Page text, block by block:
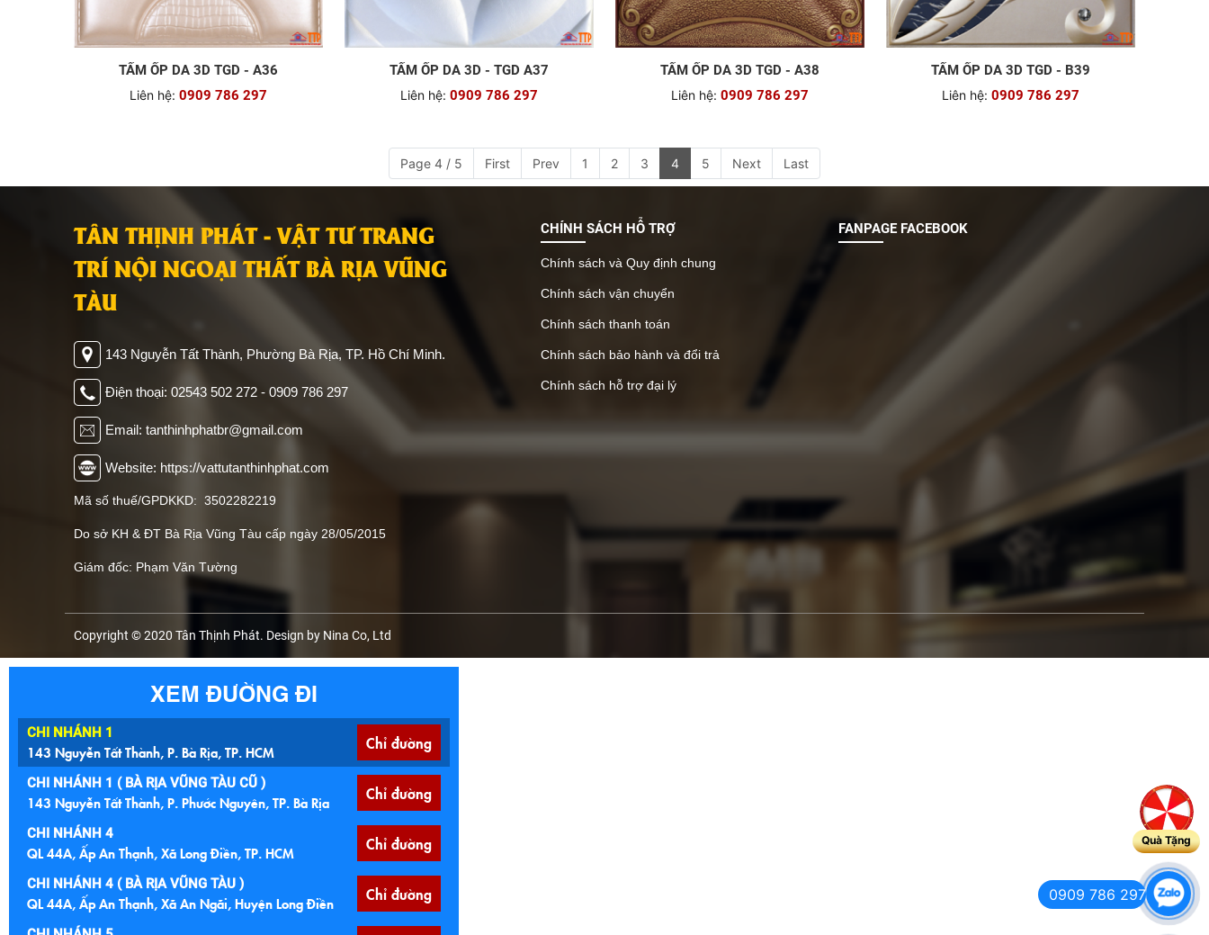
TẤM ỐP DA 3D TGD - A36
Liên hệ: 0909 786 297
TẤM ỐP DA 3D - TGD A37
Liên hệ: 0909 786 297
TẤM ỐP DA 3D TGD - A38
Liên hệ: 0909 786 297
TẤM ỐP DA 3D TGD - B39
Liên hệ: 0909 786 297
Page 4 / 5 First Prev 1 2 3 4 5 Next Last
TÂN THỊNH PHÁT - VẬT TƯ TRANG
TRÍ NỘI NGOẠI THẤT BÀ RỊA VŨNG
TÀU
143 Nguyễn Tất Thành, Phường Bà Rịa, TP. Hồ Chí Minh.
Điện thoại: 02543 502 272 - 0909 786 297
Email: tanthinhphatbr@gmail.com
Website: https://vattutanthinhphat.com
Mã số thuế/GPDKKD: 3502282219
Do sở KH & ĐT Bà Rịa Vũng Tàu cấp ngày 28/05/2015
Giám đốc: Phạm Văn Tường
CHÍNH SÁCH HỖ TRỢ
Chính sách và Quy định chung
Chính sách vận chuyển
Chính sách thanh toán
Chính sách bảo hành và đổi trả
Chính sách hỗ trợ đại lý
FANPAGE FACEBOOK
Copyright © 2020 Tân Thịnh Phát. Design by Nina Co, Ltd
XEM ĐƯỜNG ĐI
CHI NHÁNH 1
143 Nguyễn Tất Thành, P. Bà Rịa, TP. HCM Chỉ đường
CHI NHÁNH 1 ( BÀ RỊA VŨNG TÀU CŨ )
143 Nguyễn Tất Thành, P. Phước Nguyên, TP. Bà Rịa Chỉ đường
CHI NHÁNH 4
QL 44A, Ấp An Thạnh, Xã Long Điền, TP. HCM Chỉ đường
CHI NHÁNH 4 ( BÀ RỊA VŨNG TÀU )
QL 44A, Ấp An Thạnh, Xã An Ngãi, Huyện Long Điền Chỉ đường
Quà Tặng
0909 786 297